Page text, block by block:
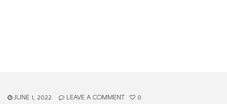
JUNE 1, 2022 LEAVE A COMMENT 0